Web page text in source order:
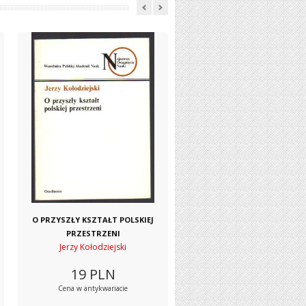
O PRZYSZŁY KSZTAŁT POLSKIEJ
PRZESTRZENI
Jerzy Kołodziejski
19 PLN
Cena w antykwariacie